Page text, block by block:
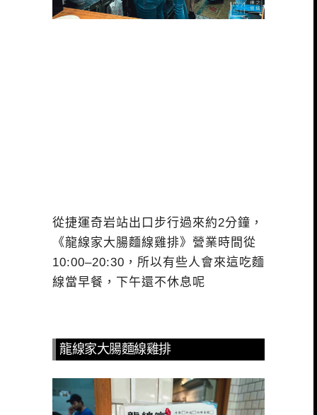
從捷運奇岩站出口步行過來約2分鐘，
《龍線家大腸麵線雞排》 營業時間從
10:00–20:30 ，所以有些人會來這吃麵
線當早餐，下午還不休息呢
龍線家大腸麵線雞排